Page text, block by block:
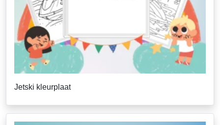
Jetski kleurplaat